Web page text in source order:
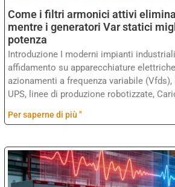
Come i filtri armonici attivi
mentre i generatori Var statici
potenza
Introduzione I moderni impianti
affidamento su apparecchiature
azionamenti a frequenza variabile
UPS, linee di produzione robotizzate,
Per saperne di più "